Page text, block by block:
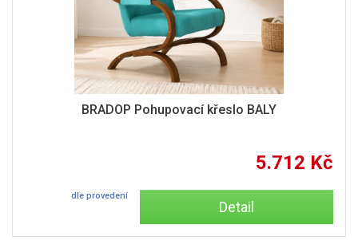
BRADOP Pohupovací křeslo BALY
5.712 Kč
dle provedení
Detail